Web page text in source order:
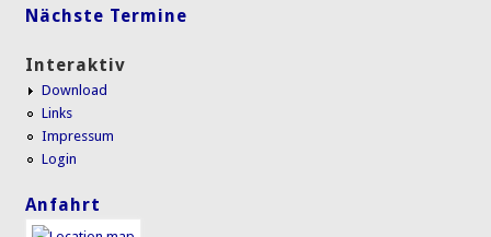
Nächste Termine
Interaktiv
Download
Links
Impressum
Login
Anfahrt